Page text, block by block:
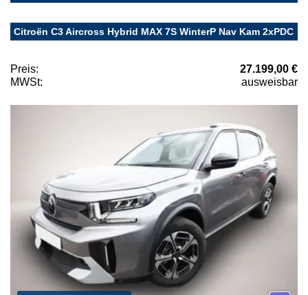
Citroën C3 Aircross Hybrid MAX 7S WinterP Nav Kam 2xPDC
Preis:
27.199,00 €
MWSt:
ausweisbar